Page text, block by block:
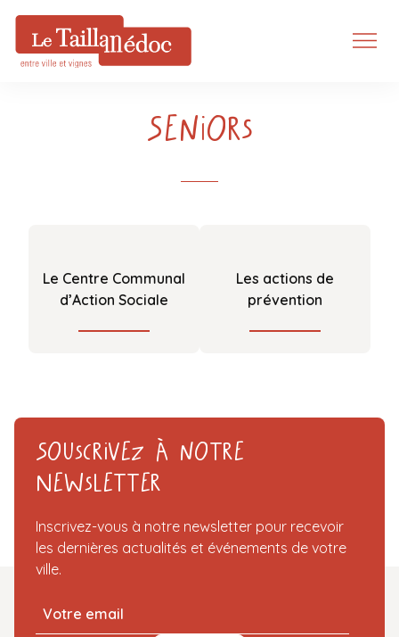
Seniors
Le Centre Communal
d’Action Sociale
Les actions de
prévention
Souscrivez à notre
Newsletter
Inscrivez-vous à notre newsletter pour recevoir
les dernières actualités et événements de votre
ville.